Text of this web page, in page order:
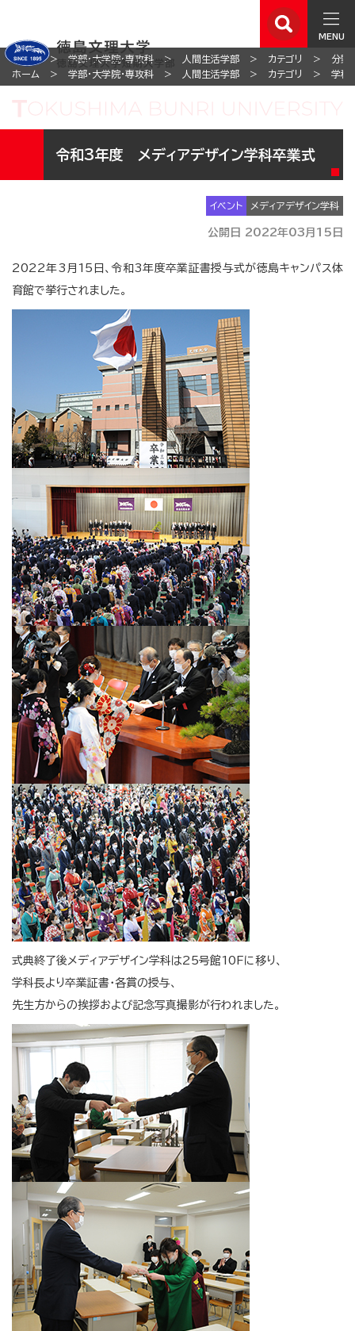
MENU
ホーム 学部・大学院・専攻科 人間生活学部 カテゴリ
分野
ホーム
学部・大学院・専攻科 人間生活学部 カテゴリ 学科
令和3年度 メディアデザイン学科卒業式
イベント メディアデザイン学科
公開日 2022年03月15日
2022年3月15日、令和3年度卒業証書授与式が徳島キャンパス体
育館で挙行されました。
式典終了後メディアデザイン学科は25号館10Fに移り、
学科長より卒業証書・各賞の授与、
先生方からの挨拶および記念写真撮影が行われました。